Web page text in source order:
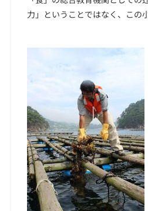
力」ということではなく、この